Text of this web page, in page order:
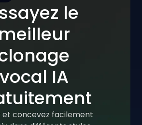
le
meilleur
vocal IA
et concevez facilement